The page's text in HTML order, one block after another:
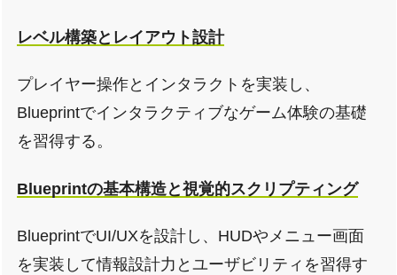
レベル構築とレイアウト設計
プレイヤー操作とインタラクトを実装し、
Blueprintでインタラクティブなゲーム体験の基礎
を習得する。
Blueprintの基本構造と視覚的スクリプティング
BlueprintでUI/UXを設計し、HUDやメニュー画面
を実装して情報設計力とユーザビリティを習得す